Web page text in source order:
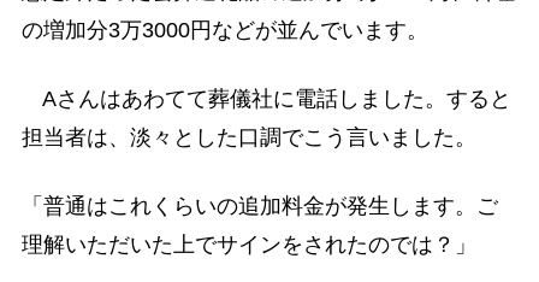
の増加分3万3000円などが並んでいます。
Aさんはあわてて葬儀社に電話しました。すると
担当者は、淡々とした口調でこう言いました。
「普通はこれくらいの追加料金が発生します。ご
理解いただいた上でサインをされたのでは？」